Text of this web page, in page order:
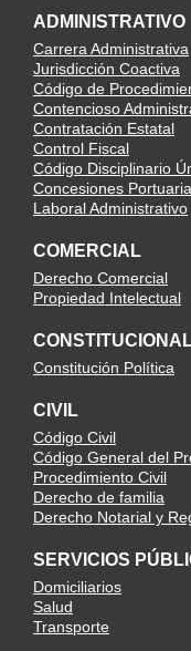
ADMINISTRATIVO
Carrera Administrativa
Jurisdicción Coactiva
Código de
Contencioso
Contratación Estatal
Control Fiscal
Código Disciplinario
Concesiones
Laboral Administrativo
COMERCIAL
Derecho Comercial
Propiedad Intelectual
Constitución Política
CIVIL
Código Civil
Código General del
Procedimiento Civil
Derecho de familia
Derecho Notarial y
SERVICIOS
Domiciliarios
Salud
Transporte